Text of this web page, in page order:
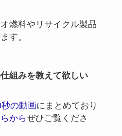
燃料やリサイクル製品
す。
組みを教えて欲しい
の動画にまとめており
からぜひご覧くださ